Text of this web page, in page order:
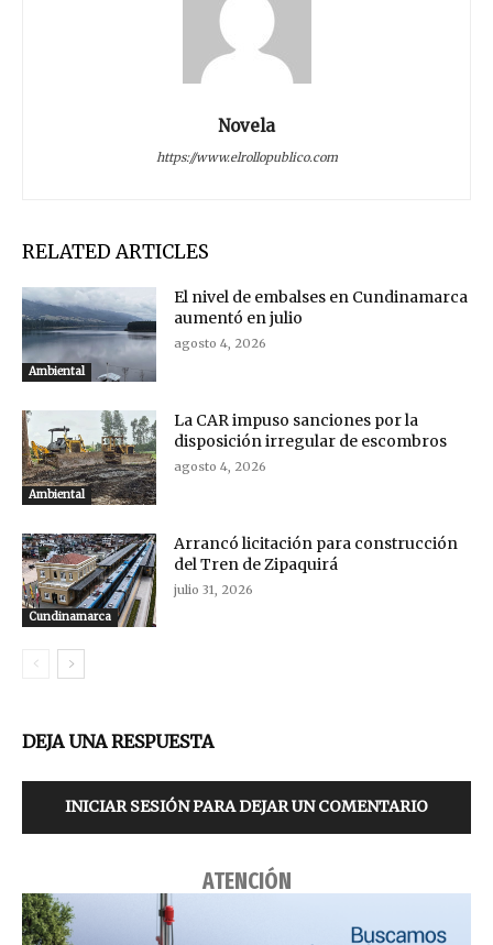
Novela
https://www.elrollopublico.com
RELATED ARTICLES
Ambiental
El nivel de embalses en Cundinamarca
aumentó en julio
agosto 4, 2026
Ambiental
La CAR impuso sanciones por la
disposición irregular de escombros
agosto 4, 2026
Cundinamarca
Arrancó licitación para construcción
del Tren de Zipaquirá
julio 31, 2026
DEJA UNA RESPUESTA
INICIAR SESIÓN PARA DEJAR UN COMENTARIO
ATENCIÓN